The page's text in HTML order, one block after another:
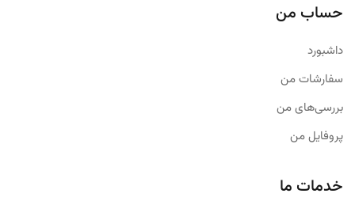
حساب من
داشبورد
سفارشات من
بررسی‌های من
پروفایل من
خدمات ما